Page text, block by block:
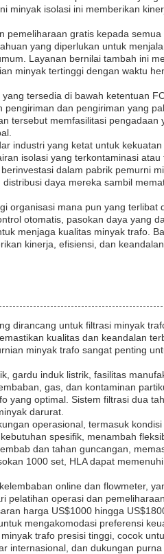
minyak isolasi ini memberikan
gratis kepada
yang diperlukan untuk
Layanan bernilai tambah ini
minyak tertinggi dengan waktu
tersedia di bawah ketentuan
dan pengiriman yang
tersebut memfasilitasi pengadaan
industri yang ketat untuk kekuatan
isolasi yang terkontaminasi
dalam pabrik pemurni
daya mereka sambil
organisasi mana pun yang terlibat
otomatis, pasokan daya yang
menjaga kualitas minyak trafo.
kinerja, efisiensi, dan
dirancang untuk filtrasi minyak
kualitas dan keandalan
minyak trafo sangat penting
gardu induk listrik, fasilitas
gas, dan kontaminan
yang optimal. Sistem filtrasi dua
darurat.
operasional, termasuk
spesifik, menambah
dan tahan guncangan,
1000 set, HLA dapat
online dan flowmeter,
pelatihan operasi dan
harga US$1000 hingga
mengakomodasi preferensi
trafo presisi tinggi, cocok
internasional, dan dukungan